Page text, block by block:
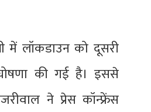
में लॉकडाउन को दूसरी
की गई है। इससे
ने प्रेस कॉन्फ्रेंस